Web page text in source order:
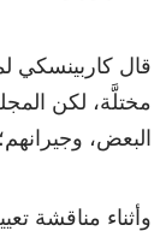
قال كاربينسكي
مختلَّة، لكن
البعض،
وأثناء مناقشة